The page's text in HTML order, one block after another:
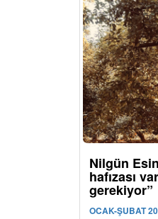
Nilgün
hafızası
gerekiyor”
OCAK-ŞUBAT